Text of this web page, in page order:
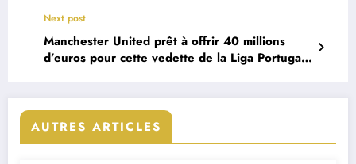
Next post
Manchester United prêt à offrir 40 millions
d’euros pour cette vedette de la Liga Portugal
AUTRES ARTICLES